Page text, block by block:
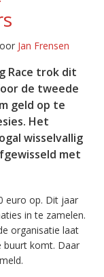
Jan Frensen
Race trok dit
de tweede
geld op te
Het
wisselvallig
met
euro op. Dit jaar
in te zamelen.
organisatie laat
buurt komt. Daar